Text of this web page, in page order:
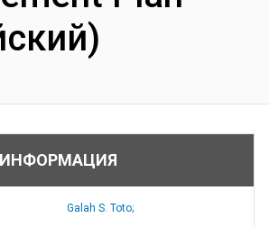
Galah S. Toto;